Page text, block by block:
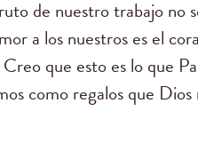
de nuestro trabajo no
a los nuestros es el
que esto es lo que
como regalos que